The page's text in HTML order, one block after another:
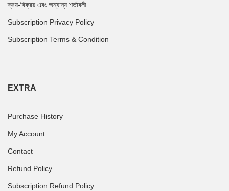
ক্রয়-বিক্রয় এবং অন্যান্য শর্তাবলী
Subscription Privacy Policy
Subscription Terms & Condition
EXTRA
Purchase History
My Account
Contact
Refund Policy
Subscription Refund Policy